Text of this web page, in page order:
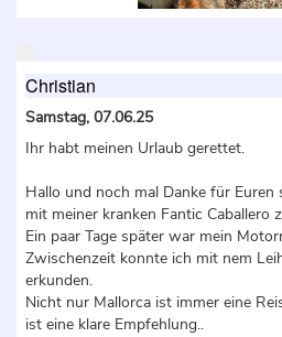
Christian
Samstag, 07.06.25
Ihr habt meinen Urlaub gerettet.
Hallo und noch mal Danke für Euren
mit meiner kranken Fantic Caballero
Ein paar Tage später war mein
Zwischenzeit konnte ich mit nem
erkunden.
Nicht nur Mallorca ist immer eine
ist eine klare Empfehlung..